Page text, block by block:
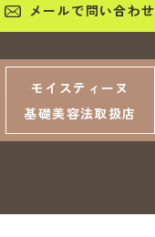
メールで問い合わせ
モイスティーヌ
基礎美容法取扱店